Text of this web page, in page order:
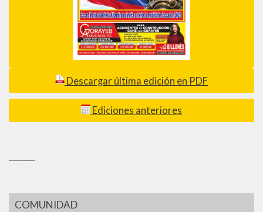
Descargar última edición en PDF
Ediciones anteriores
COMUNIDAD